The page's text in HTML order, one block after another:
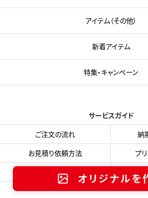
オリジナルを
アイテム（その他）
新着アイテム
特集・キャンペーン
サービスガイド
ご注文の流れ
納
お見積り依頼方法
プ
リピート注文